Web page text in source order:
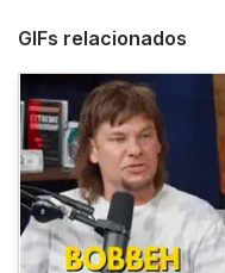
GIFs relacionados